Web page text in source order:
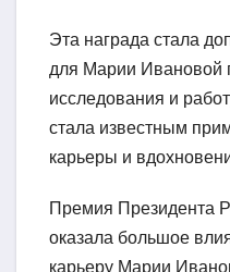
Эта награда стала
для Марии Ивановой
исследования и
стала известным
карьеры и
Премия Президента
оказала большое
карьеру Марии